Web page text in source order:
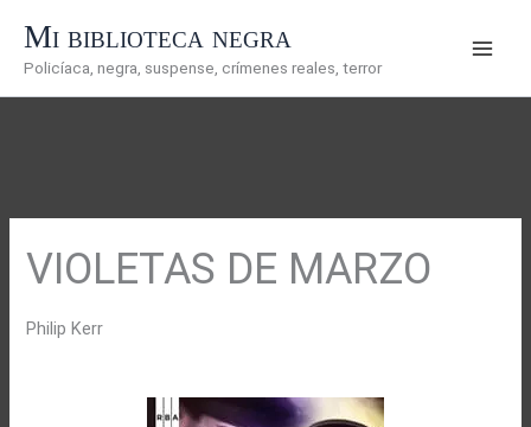
contenido
Mi biblioteca negra
Policíaca, negra, suspense, crímenes reales, terror
VIOLETAS DE MARZO
Philip Kerr